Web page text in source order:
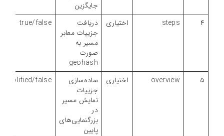
جایگزین
۴ steps اختیاری
دریافت
جزییات معابر
مسیر به
صورت
geohash
true/false
۵ overview اختیاری
ساده‌سازی
جزییات
نمایش مسیر
در
بزرگنمایی‌های
پایین
false